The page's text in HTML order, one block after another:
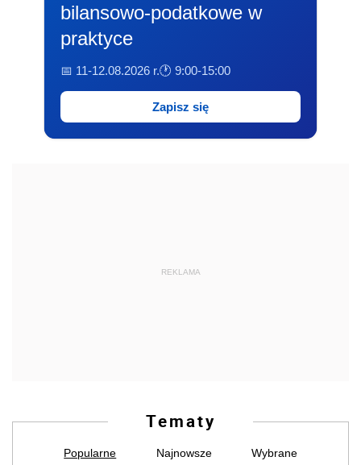
bilansowo-podatkowe w
praktyce
📅 11-12.08.2026 r.🕐 9:00-15:00
Zapisz się
REKLAMA
Tematy
Popularne Najnowsze Wybrane